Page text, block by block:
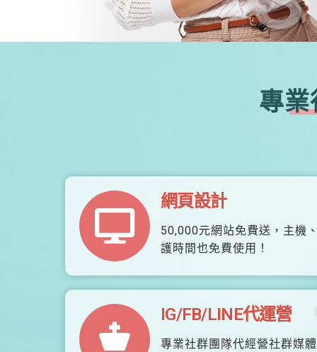
專業
網頁設計
50,000元網站免費送，主機
護時間也免費使用！
IG/FB/LINE代運營
專業社群團隊代經營社群媒